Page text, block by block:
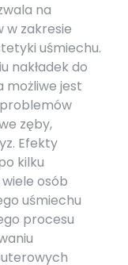
na
w zakresie
uśmiechu.
nakładek do
jest
zęby,
Efekty
kilku
osób
uśmiechu
procesu